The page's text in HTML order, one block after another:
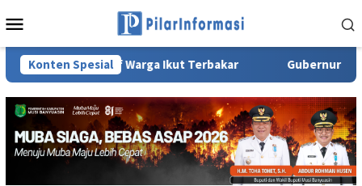
ke
Mobile
Konten Spesial
Warga Ikut Terbakar Gubernur Herman Deru